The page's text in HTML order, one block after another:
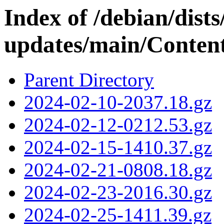
Index of /debian/
updates/main/
Parent Directory
2024-02-10-2037.18.gz
2024-02-12-0212.53.gz
2024-02-15-1410.37.gz
2024-02-21-0808.18.gz
2024-02-23-2016.30.gz
2024-02-25-1411.39.gz